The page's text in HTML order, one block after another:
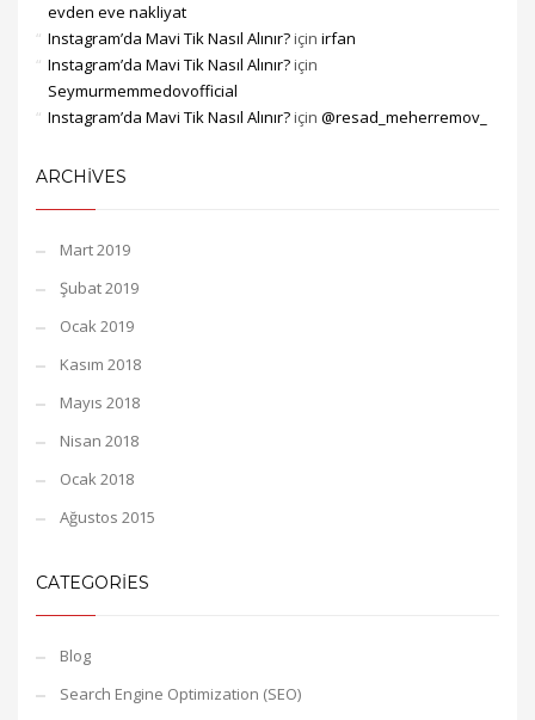
evden eve nakliyat
Instagram’da Mavi Tik Nasıl Alınır?için irfan
Instagram’da Mavi Tik Nasıl Alınır?için
Seymurmemmedovofficial
Instagram’da Mavi Tik Nasıl Alınır?için @resad_meherremov_
ARCHIVES
Mart 2019
Şubat 2019
Ocak 2019
Kasım 2018
Mayıs 2018
Nisan 2018
Ocak 2018
Ağustos 2015
CATEGORIES
Blog
Search Engine Optimization (SEO)